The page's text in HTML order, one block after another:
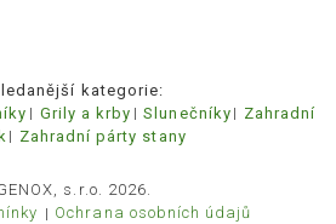
kategorie:
Grily a krby Slunečníky
Zahradní
Zahradní párty stany
s.r.o. 2026.
Ochrana osobních údajů